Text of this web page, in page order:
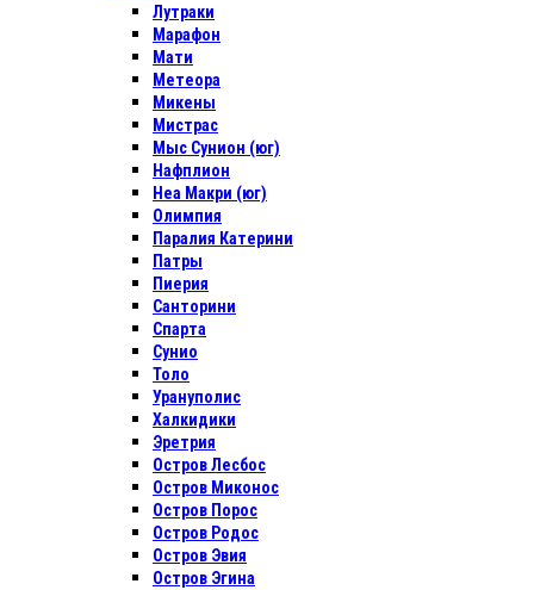
Лутраки
Марафон
Мати
Метеора
Микены
Мистрас
Мыс Сунион (юг)
Нафплион
Неа Макри (юг)
Олимпия
Паралия Катерини
Патры
Пиерия
Санторини
Спарта
Сунио
Толо
Урануполис
Халкидики
Эретрия
Остров Лесбос
Остров Миконос
Остров Порос
Остров Родос
Остров Эвия
Остров Эгина